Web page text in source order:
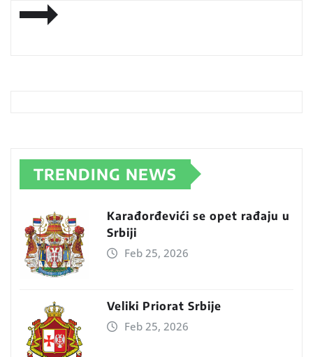
TRENDING NEWS
Karađorđevići se opet rađaju u
Srbiji
Feb 25, 2026
Veliki Priorat Srbije
Feb 25, 2026